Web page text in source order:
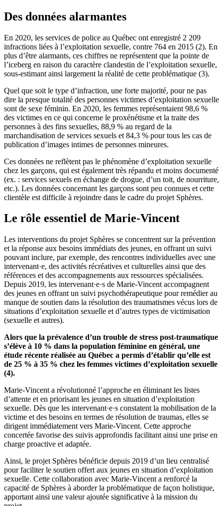
Des données alarmantes
En 2020, les services de police au Québec ont enregistré 2 209
infractions liées à l’exploitation sexuelle, contre 764 en 2015 (2). En
plus d’être alarmants, ces chiffres ne représentent que la pointe de
l’iceberg en raison du caractère clandestin de l’exploitation sexuelle,
sous-estimant ainsi largement la réalité de cette problématique (3).
Quel que soit le type d’infraction, une forte majorité, pour ne pas
dire la presque totalité des personnes victimes d’exploitation sexuelle
sont de sexe féminin. En 2020, les femmes représentaient 98,6 %
des victimes en ce qui concerne le proxénétisme et la traite des
personnes à des fins sexuelles, 88,9 % au regard de la
marchandisation de services sexuels et 84,3 % pour tous les cas de
publication d’images intimes de personnes mineures.
Ces données ne reflètent pas le phénomène d’exploitation sexuelle
chez les garçons, qui est également très répandu et moins documenté
(ex. : services sexuels en échange de drogue, d’un toit, de nourriture,
etc.). Les données concernant les garçons sont peu connues et cette
clientèle est difficile à rejoindre dans le cadre du projet Sphères.
Le rôle essentiel de Marie-Vincent
Les interventions du projet Sphères se concentrent sur la prévention
et la réponse aux besoins immédiats des jeunes, en offrant un suivi
pouvant inclure, par exemple, des rencontres individuelles avec une
intervenant·e, des activités récréatives et culturelles ainsi que des
références et des accompagnements aux ressources spécialisées.
Depuis 2019, les intervenant·e·s de Marie-Vincent accompagnent
des jeunes en offrant un suivi psychothérapeutique pour remédier au
manque de soutien dans la résolution des traumatismes vécus lors de
situations d’exploitation sexuelle et d’autres types de victimisation
(sexuelle et autres).
Alors que la prévalence d’un trouble de stress post-traumatique
s’élève à 10 % dans la population féminine en général, une
étude récente réalisée au Québec a permis d’établir qu’elle est
de 25 % à 35 % chez les femmes victimes d’exploitation sexuelle
(4).
Marie-Vincent a révolutionné l’approche en éliminant les listes
d’attente et en priorisant les jeunes en situation d’exploitation
sexuelle. Dès que les intervenant·e·s constatent la mobilisation de la
victime et des besoins en termes de résolution de traumas, elles se
dirigent immédiatement vers Marie-Vincent. Cette approche
concertée favorise des suivis approfondis facilitant ainsi une prise en
charge proactive et adaptée.
Ainsi, le projet Sphères bénéficie depuis 2019 d’un lieu centralisé
pour faciliter le soutien offert aux jeunes en situation d’exploitation
sexuelle. Cette collaboration avec Marie-Vincent a renforcé la
capacité de Sphères à aborder la problématique de façon holistique,
apportant ainsi une valeur ajoutée significative à la mission du